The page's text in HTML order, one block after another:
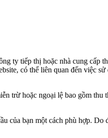
ty tiếp thị hoặc nhà cung cấp
có thể liên quan đến việc
trừ hoặc ngoại lệ bao gồm thu
của bạn một cách phù hợp.